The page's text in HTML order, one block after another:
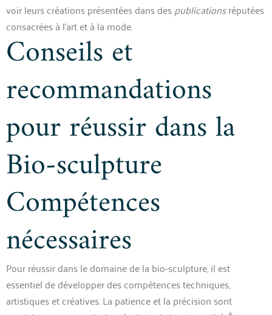
voir leurs créations présentées dans despublicationsréputées
consacrées à l’art et à la mode.
Conseils et
recommandations
pour réussir dans la
Bio-sculpture
Compétences
nécessaires
Pour réussir dans le domaine de la bio-sculpture, il est
essentiel de développer des compétences techniques,
artistiques et créatives. La patience et la précision sont